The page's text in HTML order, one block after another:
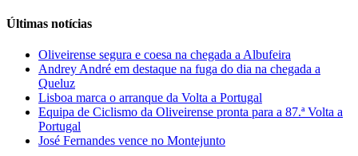
Últimas notícias
Oliveirense segura e coesa na chegada a Albufeira
Andrey André em destaque na fuga do dia na chegada a
Queluz
Lisboa marca o arranque da Volta a Portugal
Equipa de Ciclismo da Oliveirense pronta para a 87.ª Volta a
Portugal
José Fernandes vence no Montejunto